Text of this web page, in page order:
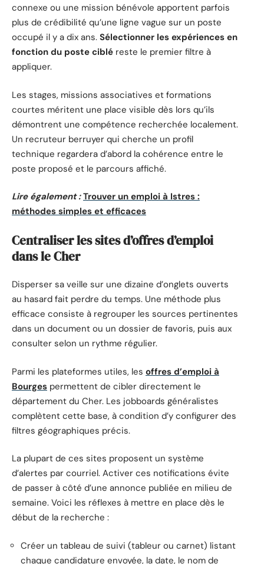
connexe ou une mission bénévole apportent parfois
plus de crédibilité qu’une ligne vague sur un poste
occupé il y a dix ans. Sélectionner les expériences en
fonction du poste ciblé reste le premier filtre à
appliquer.
Les stages, missions associatives et formations
courtes méritent une place visible dès lors qu’ils
démontrent une compétence recherchée localement.
Un recruteur berruyer qui cherche un profil
technique regardera d’abord la cohérence entre le
poste proposé et le parcours affiché.
Lire également : Trouver un emploi à Istres :
méthodes simples et efficaces
Centraliser les sites d’offres d’emploi
dans le Cher
Disperser sa veille sur une dizaine d’onglets ouverts
au hasard fait perdre du temps. Une méthode plus
efficace consiste à regrouper les sources pertinentes
dans un document ou un dossier de favoris, puis aux
consulter selon un rythme régulier.
Parmi les plateformes utiles, les offres d’emploi à
Bourges permettent de cibler directement le
département du Cher. Les jobboards généralistes
complètent cette base, à condition d’y configurer des
filtres géographiques précis.
La plupart de ces sites proposent un système
d’alertes par courriel. Activer ces notifications évite
de passer à côté d’une annonce publiée en milieu de
semaine. Voici les réflexes à mettre en place dès le
début de la recherche :
Créer un tableau de suivi (tableur ou carnet) listant
chaque candidature envoyée, la date, le nom de